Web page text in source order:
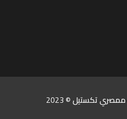
ممصري تكستيل© 2023